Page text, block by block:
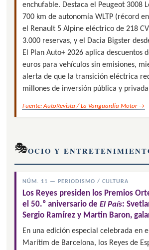
enchufable. Destaca el Peugeot 3008
700 km de autonomía WLTP (récord
el Renault 5 Alpine eléctrico de 218
3.000 reservas, y el Dacia Bigster
El Plan Auto+ 2026 aplica descuentos
euros para vehículos sin emisiones,
alerta de que la transición eléctrica
millones de inversión pública y
Fuente: AutoRevista / La Vanguardia Motor →
🎭OCIO Y
NÚM. 11 — PERIODISMO / CULTURA
Los Reyes presiden los Premios
el 50.º aniversario deEl País:
Sergio Ramírez y Martin Baron,
En una edición especial celebrada en
Marítim de Barcelona, los Reyes de